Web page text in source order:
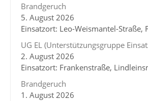
Brandgeruch
5. August 2026
Einsatzort: Leo-Weismantel-Straße,
UG EL (Unterstützungsgruppe
2. August 2026
Einsatzort: Frankenstraße,
Brandgeruch
1. August 2026